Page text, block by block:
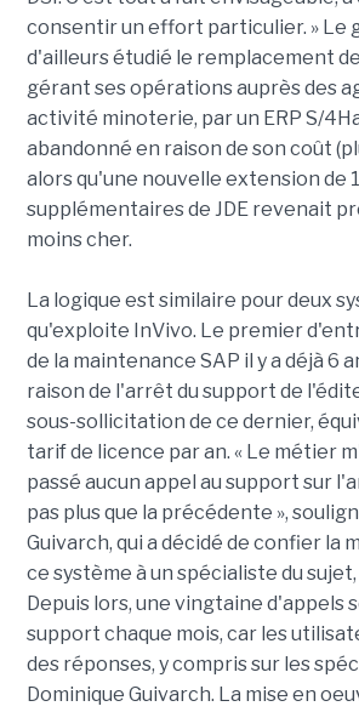
consentir un effort particulier. » Le
d'ailleurs étudié le remplacement
gérant ses opérations auprès des
activité minoterie, par un ERP S/
abandonné en raison de son coût
alors qu'une nouvelle extension de
supplémentaires de JDE revenait
moins cher.
La logique est similaire pour deux
qu'exploite InVivo. Le premier
de la maintenance SAP il y a déjà 6
raison de l'arrêt du support de
sous-sollicitation de ce dernier,
tarif de licence par an. « Le métier
passé aucun appel au support sur
pas plus que la précédente »,
Guivarch, qui a décidé de confier la
ce système à un spécialiste du
Depuis lors, une vingtaine d'appels
support chaque mois, car les
des réponses, y compris sur les
Dominique Guivarch. La mise en